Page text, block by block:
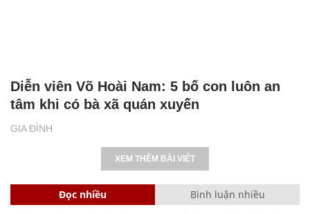
GIA ĐÌNH
Diễn viên Võ Hoài Nam: 5 bố con luôn an
tâm khi có bà xã quán xuyến
XEM THÊM BÀI VIẾT
Đọc nhiều Bình luận nhiều